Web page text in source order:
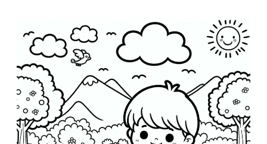
t
i
o
n